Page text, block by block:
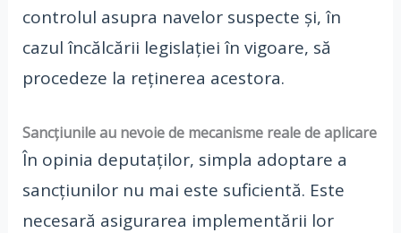
controlul asupra navelor suspecte și, în
cazul încălcării legislației în vigoare, să
procedeze la reținerea acestora.
Sancțiunile au nevoie de mecanisme reale de aplicare
În opinia deputaților, simpla adoptare a
sancțiunilor nu mai este suficientă. Este
necesară asigurarea implementării lor